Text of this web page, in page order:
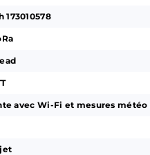
173010578
avec Wi-Fi et mesures